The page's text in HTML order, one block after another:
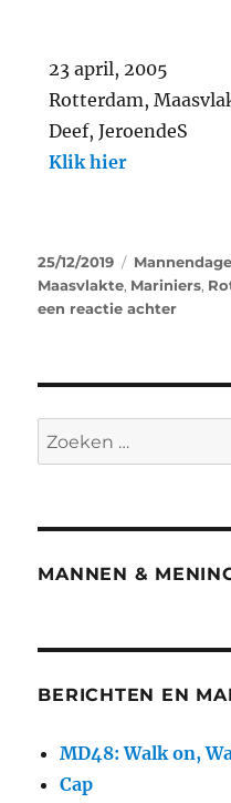
23 april, 2005
Rotterdam,
Deef, JeroendeS
Klik hier
25/12/2019
Maasvlakte, Mariniers,
een reactie achter
MANNEN &
BERICHTEN EN
MD48: Walk on,
Cap